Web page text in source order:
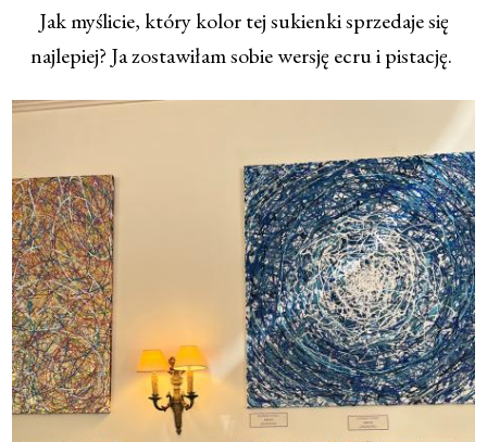
Jak myślicie, który kolor tej sukienki sprzedaje się
najlepiej? Ja zostawiłam sobie wersję ecru i pistację.